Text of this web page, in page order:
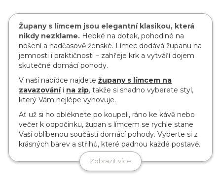
Župany s límcem jsou elegantní klasikou, která
nikdy nezklame. Hebké na dotek, pohodlné na
nošení a nadčasově ženské. Límec dodává županu na
jemnosti i praktičnosti – zahřeje krk a vytváří dojem
skutečné domácí pohody.
V naší nabídce najdete župany s límcem na
zavazováníi na zip, takže si snadno vyberete styl,
který Vám nejlépe vyhovuje.
Ať už si ho obléknete po koupeli, ráno ke kávě nebo
večer k odpočinku, župan s límcem se rychle stane
Vaší oblíbenou součástí domácí pohody. Vyberte si z
krásných barev a střihů, které padnou každé postavě.
Zobrazit více